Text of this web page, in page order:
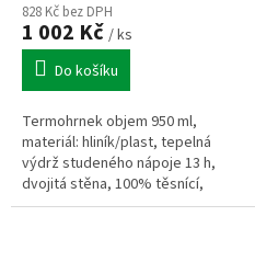
828 Kč bez DPH
1 002 Kč / ks
Do košíku
Termohrnek objem 950 ml,
materiál: hliník/plast, tepelná
výdrž studeného nápoje 13 h,
dvojitá stěna, 100% těsnící,
100% hermeticky uzavřené, s